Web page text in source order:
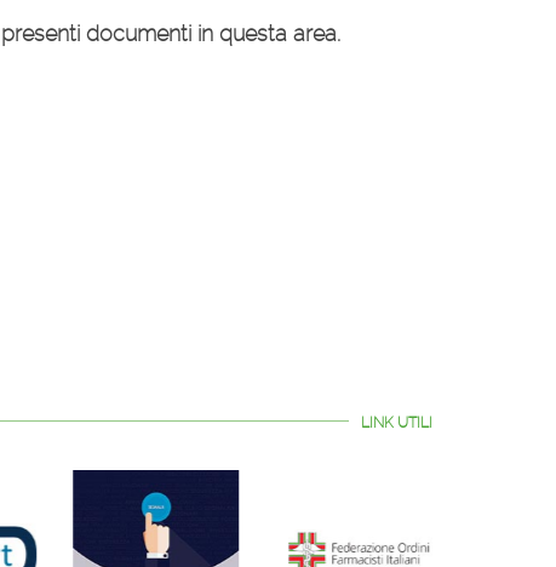
documenti in questa area.
LINK UTILI